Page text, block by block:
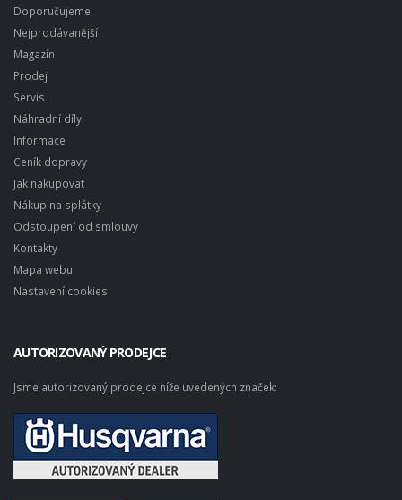
Doporučujeme
Nejprodávanější
Magazín
Prodej
Servis
Náhradní díly
Informace
Ceník dopravy
Jak nakupovat
Nákup na splátky
Odstoupení od smlouvy
Kontakty
Mapa webu
Nastavení cookies
AUTORIZOVANÝ PRODEJCE
Jsme autorizovaný prodejce níže uvedených značek: